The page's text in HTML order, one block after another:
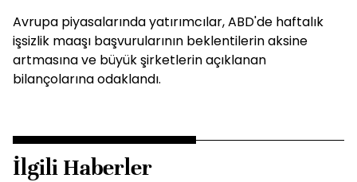
Avrupa piyasalarında yatırımcılar, ABD'de haftalık
işsizlik maaşı başvurularının beklentilerin aksine
artmasına ve büyük şirketlerin açıklanan
bilançolarına odaklandı.
İlgili Haberler